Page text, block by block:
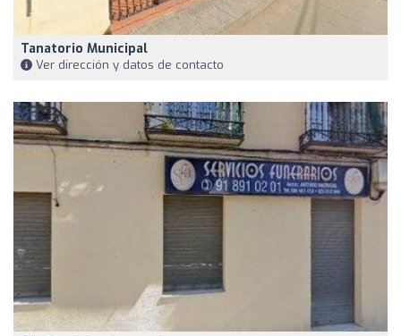
Tanatorio Municipal
Ver dirección y datos de contacto